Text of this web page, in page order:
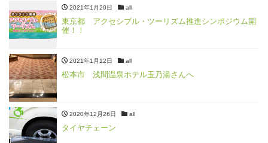
2021年1月20日 all
東京都 アクセシブル・ツーリズム推進シンポジウム開
催！！
2021年1月12日 all
松本市 浅間温泉ホテル玉乃湯さんへ
2020年12月26日 all
タイヤチェーン